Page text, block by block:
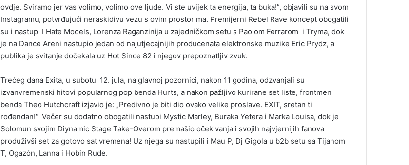
ovdje. Sviramo jer vas volimo, volimo ove ljude. Vi ste uvijek ta energija, ta buka!”, objavili su na svom
Instagramu, potvrđujući neraskidivu vezu s ovim prostorima. Premijerni Rebel Rave koncept obogatili
su i nastupi I Hate Models, Lorenza Raganzinija u zajedničkom setu s Paolom Ferrarom i Tryma, dok
je na Dance Areni nastupio jedan od najutjecajnijih producenata elektronske muzike Eric Prydz, a
publika je svitanje dočekala uz Hot Since 82 i njegov prepoznatljiv zvuk.
Trećeg dana Exita, u subotu, 12. jula, na glavnoj pozornici, nakon 11 godina, odzvanjali su
izvanvremenski hitovi popularnog pop benda Hurts, a nakon pažljivo kurirane set liste, frontmen
benda Theo Hutchcraft izjavio je: „Predivno je biti dio ovako velike proslave. EXIT, sretan ti
rođendan!“. Večer su dodatno obogatili nastupi Mystic Marley, Buraka Yetera i Marka Louisa, dok je
Solomun svojim Diynamic Stage Take-Overom premašio očekivanja i svojih najvjernijih fanova
produživši set za gotovo sat vremena! Uz njega su nastupili i Mau P, Dj Gigola u b2b setu sa Tijanom
T, Ogazón, Lanna i Hobin Rude.